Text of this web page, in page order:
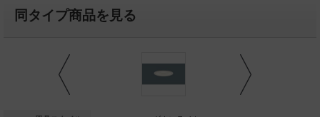
同タイプ商品を見る